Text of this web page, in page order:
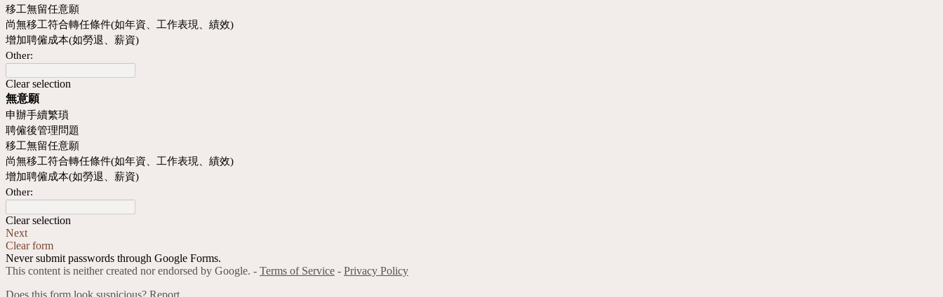
移工無留任意願
尚無移工符合轉任條件(如年資、工作表現、績效)
增加聘僱成本(如勞退、薪資)
Other:
Clear selection
無意願
申辦手續繁瑣
聘僱後管理問題
移工無留任意願
尚無移工符合轉任條件(如年資、工作表現、績效)
增加聘僱成本(如勞退、薪資)
Other:
Clear selection
Next
Clear form
Never submit passwords through Google Forms.
This content is neither created nor endorsed by Google. - Terms of Service - Privacy Policy
Does this form look suspicious? Report